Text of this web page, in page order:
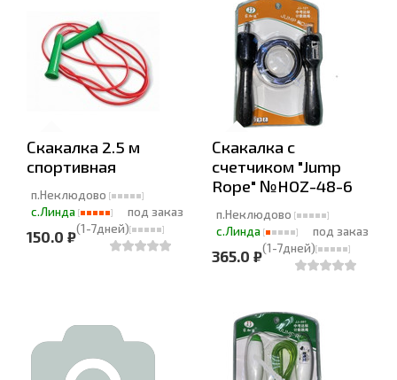
Скакалка 2.5 м
спортивная
п.Неклюдово
с.Линда
под заказ
(1-7дней)
150.0 ₽
Скакалка с
счетчиком "Jump
Rope" №HOZ-48-6
п.Неклюдово
с.Линда
под заказ
(1-7дней)
365.0 ₽